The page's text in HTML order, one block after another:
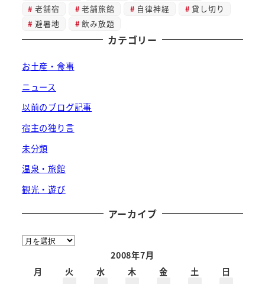
老舗宿
老舗旅館 自律神経
貸し切り
避暑地
飲み放題
カテゴリー
お土産・食事
ニュース
以前のブログ記事
宿主の独り言
未分類
温泉・旅館
観光・遊び
アーカイブ
ア
2008年7月
月
火 水 木 金 土
日